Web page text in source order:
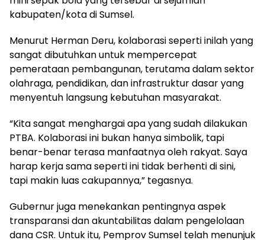
kabupaten/kota di Sumsel.
Menurut Herman Deru, kolaborasi seperti inilah yang
sangat dibutuhkan untuk mempercepat
pemerataan pembangunan, terutama dalam sektor
olahraga, pendidikan, dan infrastruktur dasar yang
menyentuh langsung kebutuhan masyarakat.
“Kita sangat menghargai apa yang sudah dilakukan
PTBA. Kolaborasi ini bukan hanya simbolik, tapi
benar-benar terasa manfaatnya oleh rakyat. Saya
harap kerja sama seperti ini tidak berhenti di sini,
tapi makin luas cakupannya,” tegasnya.
Gubernur juga menekankan pentingnya aspek
transparansi dan akuntabilitas dalam pengelolaan
dana CSR. Untuk itu, Pemprov Sumsel telah menunjuk